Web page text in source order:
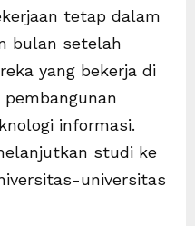
tetap dalam
bulan setelah
yang bekerja di
informasi.
studi ke
universitas